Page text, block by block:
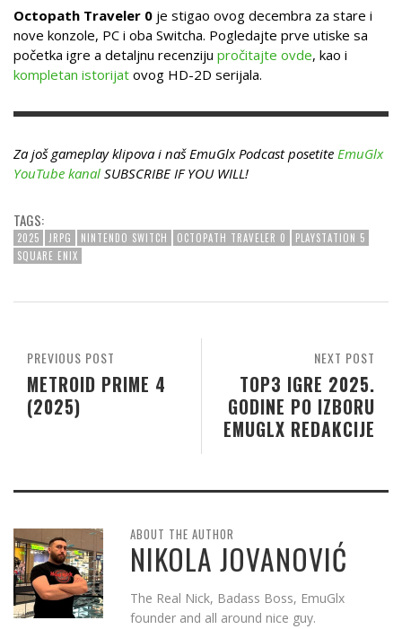
Octopath Traveler 0 je stigao ovog decembra za stare i
nove konzole, PC i oba Switcha. Pogledajte prve utiske sa
početka igre a detaljnu recenziju pročitajte ovde, kao i
kompletan istorijat ovog HD-2D serijala.
Za još gameplay klipova i naš EmuGlx Podcast posetite EmuGlx
YouTube kanal SUBSCRIBE IF YOU WILL!
TAGS:
2025 JRPG NINTENDO SWITCH OCTOPATH TRAVELER 0
PLAYSTATION 5
SQUARE ENIX
NEXT POST
TOP3 IGRE 2025.
GODINE PO IZBORU
EMUGLX REDAKCIJE
PREVIOUS POST
METROID PRIME 4
(2025)
ABOUT THE AUTHOR
NIKOLA JOVANOVIĆ
The Real Nick, Badass Boss, EmuGlx
founder and all around nice guy.